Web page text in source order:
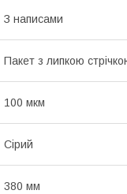
З написами
Пакет з липкою
100 мкм
Сірий
380 мм